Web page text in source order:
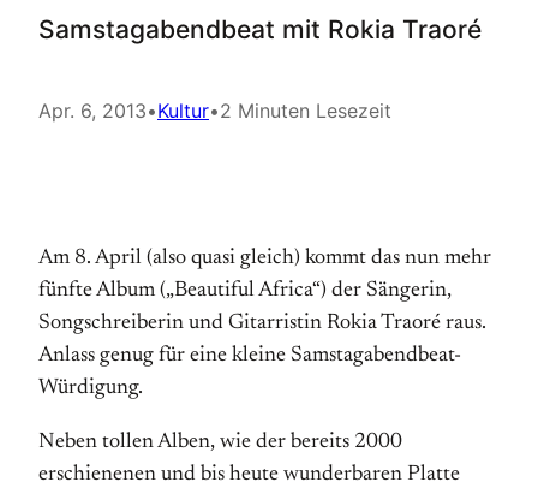
Samstagabendbeat mit Rokia Traoré
Apr. 6, 2013•Kultur•2 Minuten Lesezeit
Am 8. April (also quasi gleich) kommt das nun mehr
fünfte Album („Beautiful Africa“) der Sängerin,
Songschreiberin und Gitarristin Rokia Traoré raus.
Anlass genug für eine kleine Samstagabendbeat-
Würdigung.
Neben tollen Alben, wie der bereits 2000
erschienenen und bis heute wunderbaren Platte